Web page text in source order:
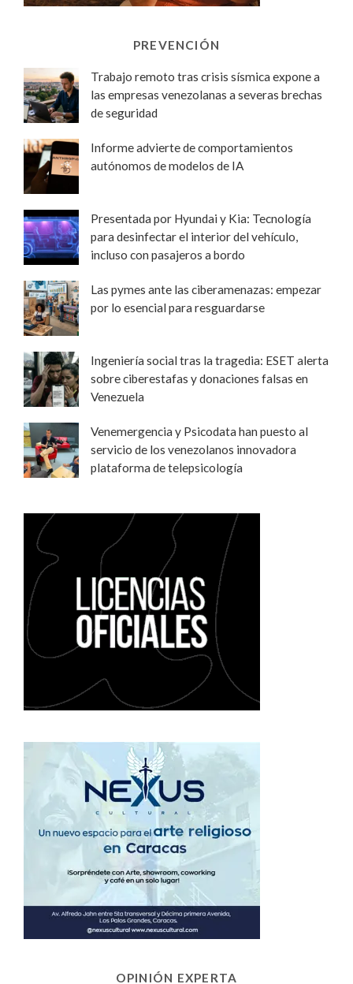
PREVENCIÓN
Trabajo remoto tras crisis sísmica expone a
las empresas venezolanas a severas brechas
de seguridad
Informe advierte de comportamientos
autónomos de modelos de IA
Presentada por Hyundai y Kia: Tecnología
para desinfectar el interior del vehículo,
incluso con pasajeros a bordo
Las pymes ante las ciberamenazas: empezar
por lo esencial para resguardarse
Ingeniería social tras la tragedia: ESET alerta
sobre ciberestafas y donaciones falsas en
Venezuela
Venemergencia y Psicodata han puesto al
servicio de los venezolanos innovadora
plataforma de telepsicología
OPINIÓN EXPERTA